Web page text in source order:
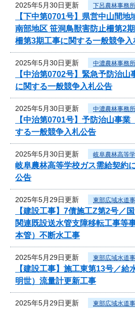
2025年5月30日更新 下呂農林事務所
【下中第0701号】県営中山間
南部地区 笹洞鳥獣害防止柵第2
柵第3期工事に関する一般競争入
2025年5月30日更新 中濃農林事務所
【中治第0702号】緊急予防
に関する一般競争入札公告
2025年5月30日更新 中濃農林事務所
【中治第0701号】予防治山
する一般競争入札公告
2025年5月30日更新 岐阜農林高等
岐阜農林高等学校ガス需給契約
公告
2025年5月29日更新 東部広域水道
【建設工事】7債施工Z第2号／
関連既設送水管支障移転工事
本管）不断水工事
2025年5月29日更新 東部広域水道
【建設工事】施工東第13号／給
明世）流量計更新工事
2025年5月29日更新 東部広域水道